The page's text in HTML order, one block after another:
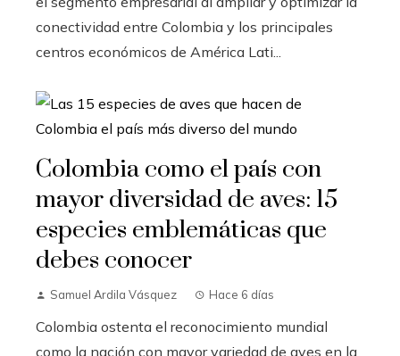
conectividad entre Colombia y los principales
centros económicos de América Lati...
Colombia como el país con
mayor diversidad de aves: 15
especies emblemáticas que
debes conocer
Samuel Ardila Vásquez Hace 6 días
Colombia ostenta el reconocimiento mundial
como la nación con mayor variedad de aves en la